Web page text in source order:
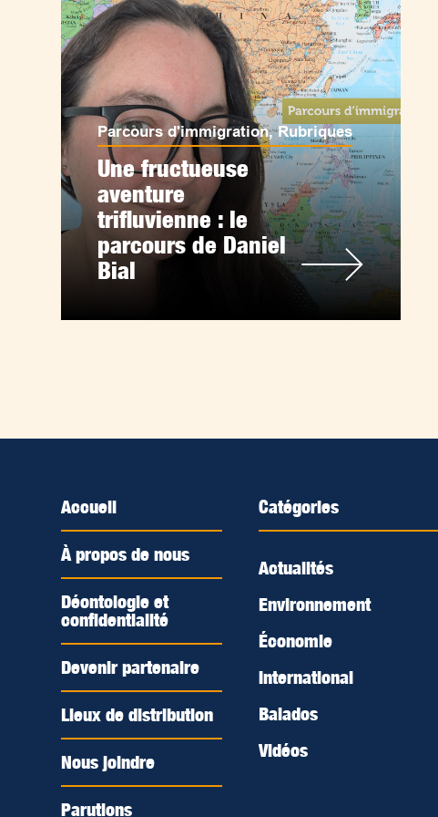
Parcours d'immigration,Rubriques
Une fructueuse
aventure
trifluvienne : le
parcours de Daniel
Bial
Accueil
À propos de nous
Déontologie et
confidentialité
Devenir partenaire
Lieux de distribution
Nous joindre
Parutions
Catégories
Actualités
Environnement
Économie
International
Balados
Vidéos